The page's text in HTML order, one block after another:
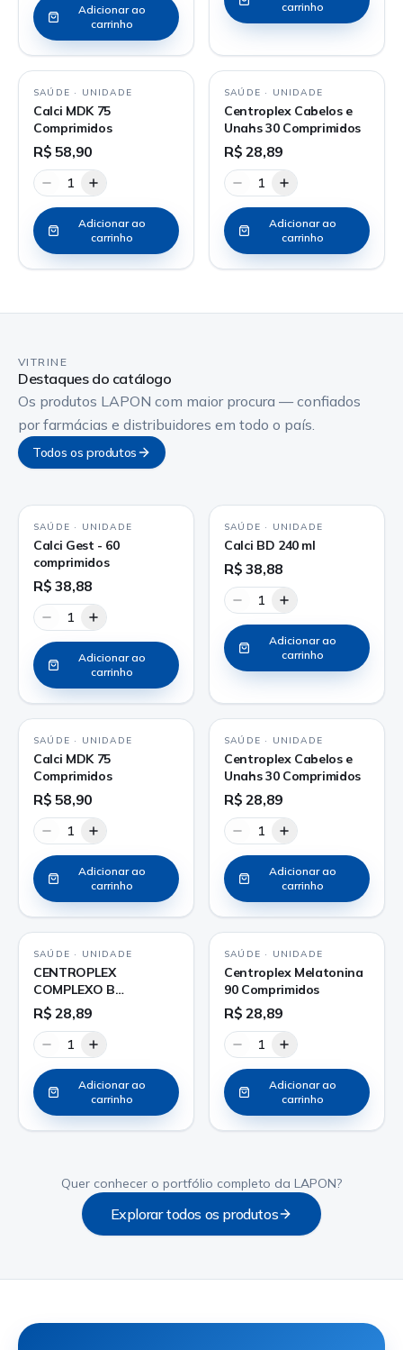
Adicionar ao
carrinho
carrinho
SAÚDE · UNIDADE
Calci MDK 75
Comprimidos
R$ 58,90
1
Adicionar ao
carrinho
SAÚDE · UNIDADE
Centroplex Cabelos e
Unahs 30 Comprimidos
R$ 28,89
1
Adicionar ao
carrinho
VITRINE
Destaques do catálogo
Os produtos LAPON com maior procura — confiados
por farmácias e distribuidores em todo o país.
Todos os produtos
SAÚDE · UNIDADE
Calci Gest - 60
comprimidos
R$ 38,88
1
Adicionar ao
carrinho
SAÚDE · UNIDADE
Calci BD 240 ml
R$ 38,88
1
Adicionar ao
carrinho
SAÚDE · UNIDADE
Calci MDK 75
Comprimidos
R$ 58,90
1
Adicionar ao
carrinho
SAÚDE · UNIDADE
Centroplex Cabelos e
Unahs 30 Comprimidos
R$ 28,89
1
Adicionar ao
carrinho
SAÚDE · UNIDADE
CENTROPLEX
COMPLEXO B
COMPRIMIDO
R$ 28,89
1
Adicionar ao
carrinho
SAÚDE · UNIDADE
Centroplex Melatonina
90 Comprimidos
R$ 28,89
1
Adicionar ao
carrinho
Quer conhecer o portfólio completo da LAPON?
Explorar todos os produtos